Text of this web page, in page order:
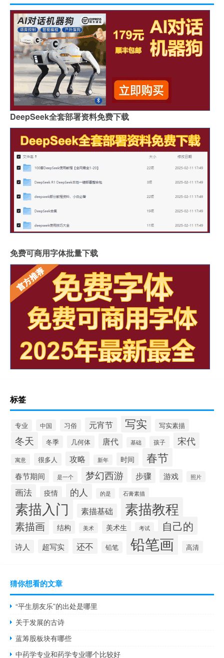
DeepSeek全套部署资料免费下载
免费可商用字体批量下载
标签
专业 中国 习俗 元宵节 写实 写实素描
冬天 冬季 几何体 唐代 基础 孩子 宋代
寓意 很多人 攻略 新年 时间 春节
春节期间 是一个 梦幻西游 步骤 游戏 照片
画法 疫情 的人 的是 石膏素描
素描入门 素描基础 素描教程
素描画 结构 美术 美术生 考试 自己的
诗人 超写实 还不 铅笔 铅笔画 高清
猜你想看的文章
“平生朋友乐”的出处是哪里
关于发展的古诗
蓝筹股板块有哪些
中药学专业和药学专业哪个比较好